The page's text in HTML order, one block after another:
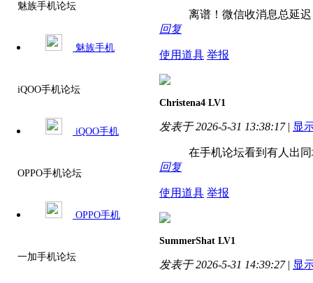
魅族手机论坛
魅族手机
iQOO手机论坛
iQOO手机
OPPO手机论坛
OPPO手机
一加手机论坛
离谱！微信收消息总延
回复
使用道具 举报
Christena4 LV1
发表于 2026-5-31 13:38:17 | 显
在手机论坛看到有人出
回复
使用道具 举报
SummerShat LV1
发表于 2026-5-31 14:39:27 | 显